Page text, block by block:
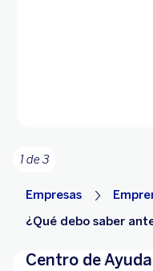
1 de 3
Empresas
¿Qué debo saber
Centro de Ayuda